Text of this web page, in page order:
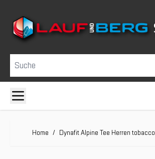
Suche
Home / Dynafit Alpine Tee Herren tobacco